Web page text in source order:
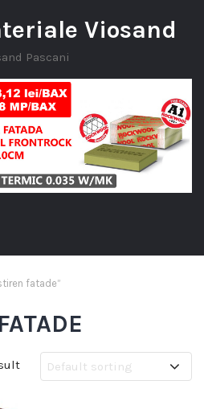
Viosand
Pascani
fatade”